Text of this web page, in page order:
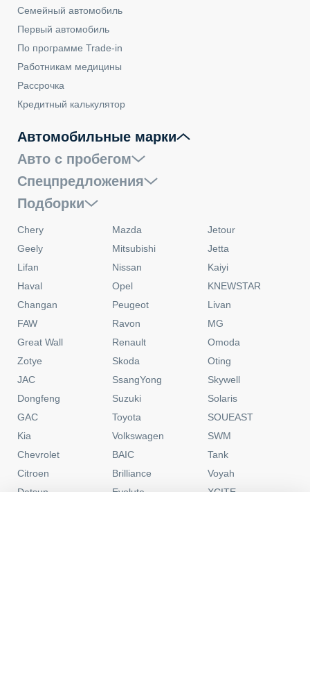
Семейный автомобиль
Первый автомобиль
По программе Trade-in
Работникам медицины
Рассрочка
Кредитный калькулятор
Автомобильные марки
Авто с пробегом
Спецпредложения
Подборки
Chery
Geely
Lifan
Haval
Changan
FAW
Great Wall
Zotye
JAC
Dongfeng
GAC
Kia
Chevrolet
Citroen
Datsun
Mazda
Mitsubishi
Nissan
Opel
Peugeot
Ravon
Renault
Skoda
SsangYong
Suzuki
Toyota
Volkswagen
BAIC
Brilliance
Evolute
Jetour
Jetta
Kaiyi
KNEWSTAR
Livan
MG
Omoda
Oting
Skywell
Solaris
SOUEAST
SWM
Tank
Voyah
XCITE